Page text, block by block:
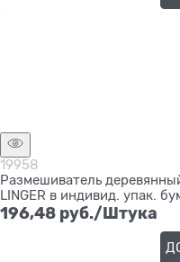
19958
Размешиватель
LINGER в индивид. упак.
196,48 руб./Штука